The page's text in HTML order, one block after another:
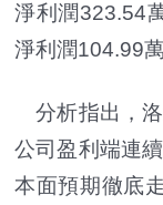
淨利潤323.54
淨利潤104.99
分析指出，洛
公司盈利端連
本面預期徹底